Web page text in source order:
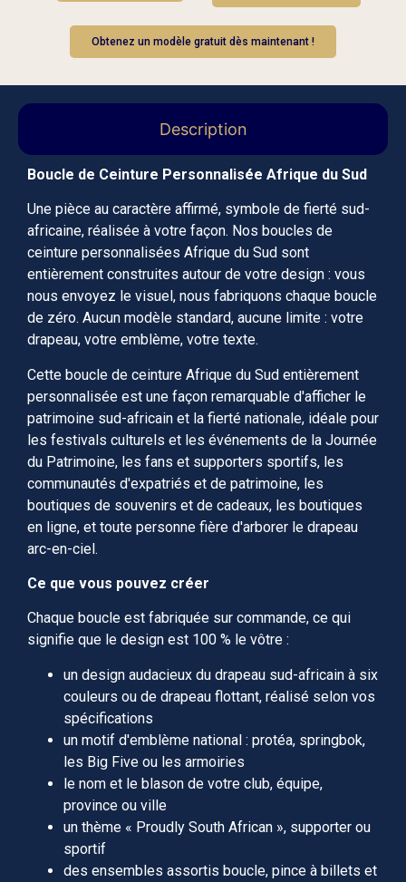
Obtenez un modèle gratuit dès maintenant !
Description
Boucle de Ceinture Personnalisée Afrique du Sud
Une pièce au caractère affirmé, symbole de fierté sud-
africaine, réalisée à votre façon. Nos boucles de
ceinture personnalisées Afrique du Sud sont
entièrement construites autour de votre design : vous
nous envoyez le visuel, nous fabriquons chaque boucle
de zéro. Aucun modèle standard, aucune limite : votre
drapeau, votre emblème, votre texte.
Cette boucle de ceinture Afrique du Sud entièrement
personnalisée est une façon remarquable d'afficher le
patrimoine sud-africain et la fierté nationale, idéale pour
les festivals culturels et les événements de la Journée
du Patrimoine, les fans et supporters sportifs, les
communautés d'expatriés et de patrimoine, les
boutiques de souvenirs et de cadeaux, les boutiques
en ligne, et toute personne fière d'arborer le drapeau
arc-en-ciel.
Ce que vous pouvez créer
Chaque boucle est fabriquée sur commande, ce qui
signifie que le design est 100 % le vôtre :
un design audacieux du drapeau sud-africain à six
couleurs ou de drapeau flottant, réalisé selon vos
spécifications
un motif d'emblème national : protéa, springbok,
les Big Five ou les armoiries
le nom et le blason de votre club, équipe,
province ou ville
un thème « Proudly South African », supporter ou
sportif
des ensembles assortis boucle, pince à billets et